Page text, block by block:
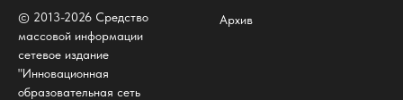
© 2013-2026 Средство
массовой информации
сетевое издание
"Инновационная
образовательная сеть
Архив